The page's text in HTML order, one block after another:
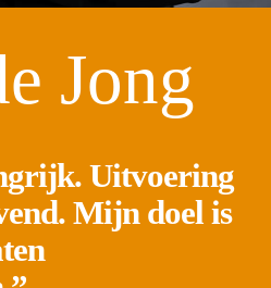
Jong
Uitvoering
Mijn doel is